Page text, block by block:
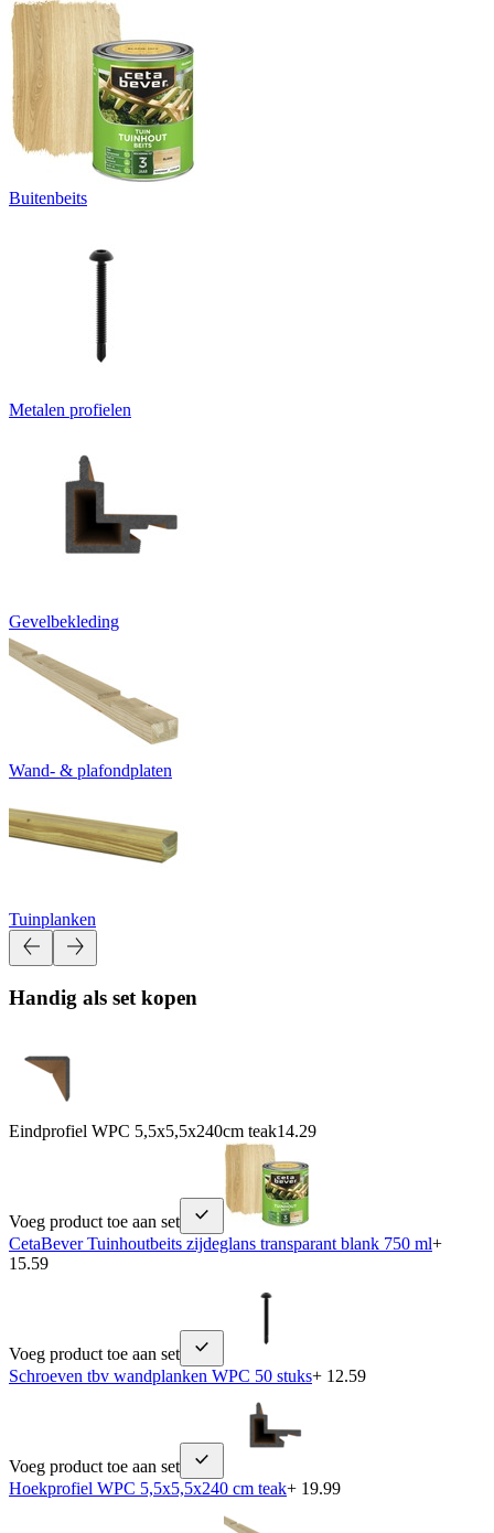
Buitenbeits
Metalen profielen
Gevelbekleding
Wand- & plafondplaten
Tuinplanken
Handig als set kopen
Eindprofiel WPC 5,5x5,5x240cm teak14.29
Voeg product toe aan set
CetaBever Tuinhoutbeits zijdeglans transparant blank 750 ml+
15.59
Voeg product toe aan set
Schroeven tbv wandplanken WPC 50 stuks+ 12.59
Voeg product toe aan set
Hoekprofiel WPC 5,5x5,5x240 cm teak+ 19.99